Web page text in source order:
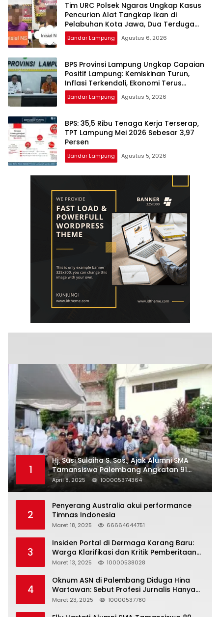
Tim URC Polsek Ngaras Ungkap Kasus
Pencurian Alat Tangkap Ikan di
Pelabuhan Kota Jawa, Dua Terduga
Pelaku Diamankan.
Bandar Lampung Agustus 6, 2026
BPS Provinsi Lampung Ungkap Capaian
Positif Lampung: Kemiskinan Turun,
Inflasi Terkendali, Ekonomi Terus
Tumbuh
Bandar Lampung Agustus 5, 2026
BPS: 35,5 Ribu Tenaga Kerja Terserap,
TPT Lampung Mei 2026 Sebesar 3,97
Persen
Bandar Lampung Agustus 5, 2026
1
Hj. Susi Sulaiha S. Sos., Ajak Alumni SMA
Tamansiswa Palembang Angkatan 91
Halal Bihalal
April 8, 2025 100005374364
2
Penyerang Australia akui performance
Timnas Indonesia
Maret 18, 2025 66664644751
3
Insiden Portal di Dermaga Karang Baru:
Warga Klarifikasi dan Kritik Pemberitaan
yang Tidak Akurat
Maret 13, 2025 10000538028
4
Oknum ASN di Palembang Diduga Hina
Wartawan: Sebut Profesi Jurnalis Hanya
Seharga 2 Liter Bensin, Berujung Dugaan
Maret 23, 2025 10000537780